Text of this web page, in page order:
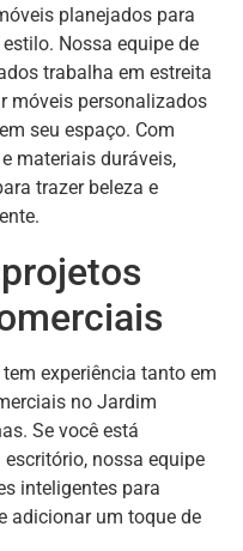
planejados para
Nossa equipe de
trabalha em estreita
móveis personalizados
seu espaço. Com
materiais duráveis,
trazer beleza e
experiência tanto em
no Jardim
Se você está
nossa equipe
inteligentes para
adicionar um toque de